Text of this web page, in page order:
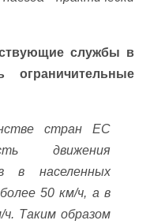
службы в
ограничительные
стран ЕС
движения
в населенных
50 км/ч, а в
Таким образом